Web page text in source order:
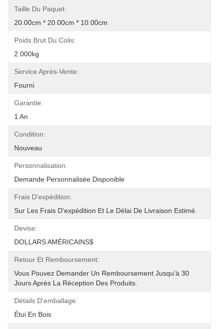
Taille Du Paquet:
20.00cm * 20.00cm * 10.00cm
Poids Brut Du Colis:
2.000kg
Service Après-Vente:
Fourni
Garantie:
1 An
Condition:
Nouveau
Personnalisation:
Demande Personnalisée Disponible
Frais D'expédition:
Sur Les Frais D'expédition Et Le Délai De Livraison Estimé.
Devise:
DOLLARS AMÉRICAINS$
Retour Et Remboursement:
Vous Pouvez Demander Un Remboursement Jusqu'à 30
Jours Après La Réception Des Produits.
Détails D'emballage:
Étui En Bois